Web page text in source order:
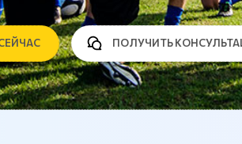
ПОЛУЧИТЬ